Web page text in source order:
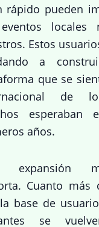
rápido pueden
locales
Estos
a
que se
de
esperaban
años.
expansión
Cuanto más
base de
se